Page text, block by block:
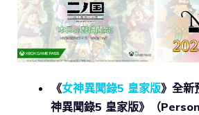
《女神異聞錄5 皇家版》全新
神異聞錄5 皇家版》（